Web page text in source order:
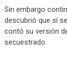
Sin embargo
descubrió que sí
contó su versión
secuestrado.